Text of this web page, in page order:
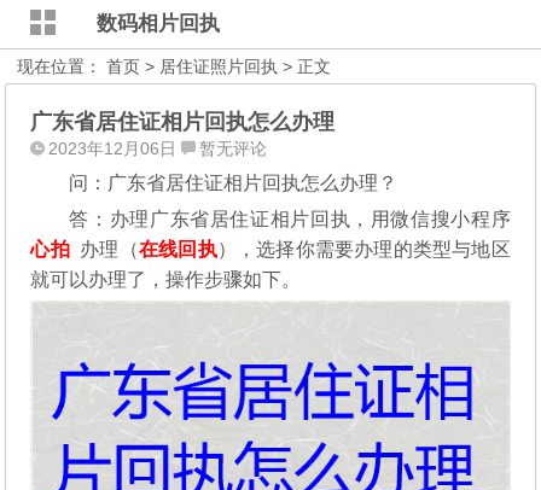
数码相片回执
现在位置：首页 > 居住证照片回执 > 正文
广东省居住证相片回执怎么办理
2023年12月06日 暂无评论
问：广东省居住证相片回执怎么办理？
答：办理广东省居住证相片回执，用微信搜小程序
心拍 办理（在线回执），选择你需要办理的类型与地区
就可以办理了，操作步骤如下。